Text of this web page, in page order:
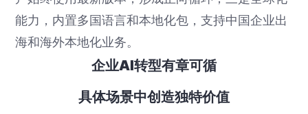
能力，内置多国语言和本地化包，支持中国企业出
海和海外本地化业务。
企业AI转型有章可循
具体场景中创造独特价值